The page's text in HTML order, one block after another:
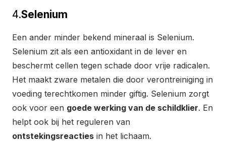
4.Selenium
Een ander minder bekend mineraal is Selenium.
Selenium zit als een antioxidant in de lever en
beschermt cellen tegen schade door vrije radicalen.
Het maakt zware metalen die door verontreiniging in
voeding terechtkomen minder giftig. Selenium zorgt
ook voor een goede werking van de schildklier. En
helpt ook bij het reguleren van
ontstekingsreacties in het lichaam.